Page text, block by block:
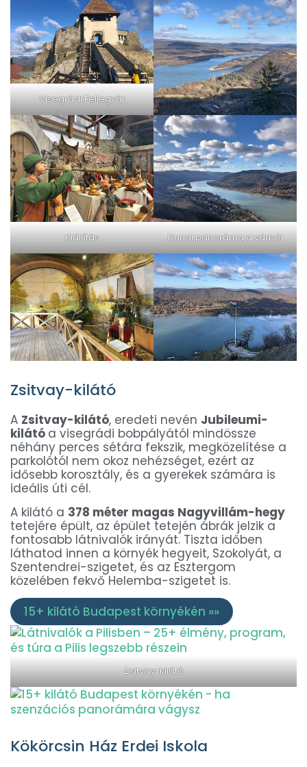
Visegrádi Fellegvár
Kiállítás Dunai panoráma a várból
Zsitvay-kilátó
A Zsitvay-kilátó, eredeti nevén Jubileumi-
kilátó a visegrádi bobpályától mindössze
néhány perces sétára fekszik, megközelítése a
parkolótól nem okoz nehézséget, ezért az
idősebb korosztály, és a gyerekek számára is
ideális úti cél.
A kilátó a 378 méter magas Nagyvillám-hegy
tetejére épült, az épület tetején ábrák jelzik a
fontosabb látnivalók irányát. Tiszta időben
láthatod innen a környék hegyeit, Szokolyát, a
Szentendrei-szigetet, és az Esztergom
közelében fekvő Helemba-szigetet is.
15+ kilátó Budapest környékén »»
Zsitvay-kilátó
Kökörcsin Ház Erdei Iskola